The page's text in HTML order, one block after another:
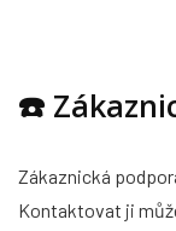
☎️
Zákaznická
Kontaktovat ji